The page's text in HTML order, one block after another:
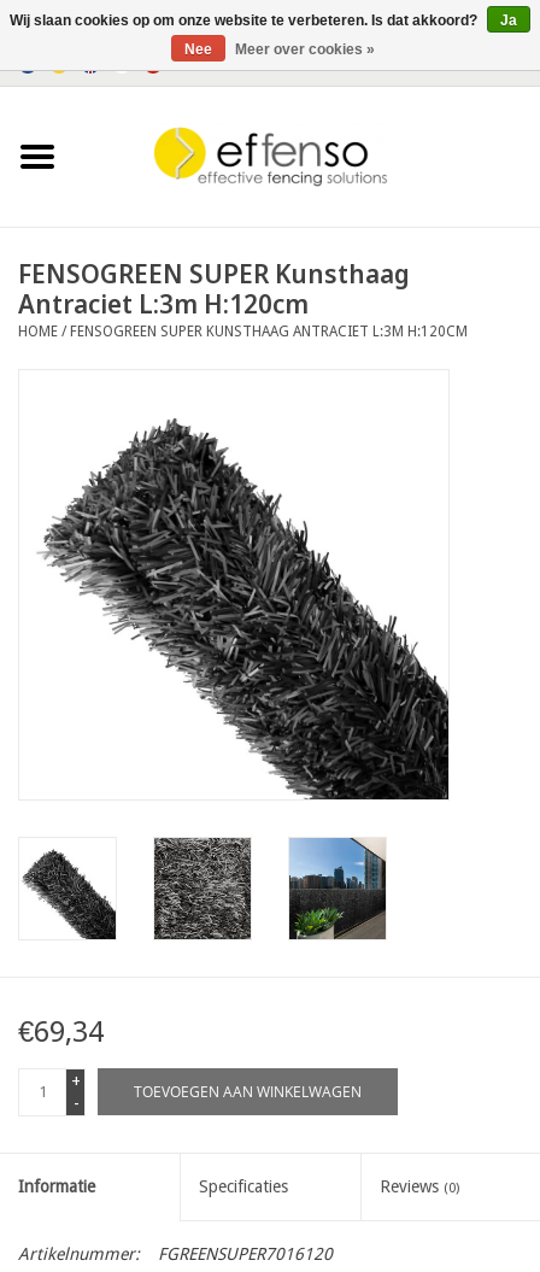
Verlichting
Documenten
FENSOGREEN SUPER Kunsthaag
Antraciet L:3m H:120cm
HOME /FENSOGREEN SUPER KUNSTHAAG ANTRACIET L:3M H:120CM
€69,34
+
-
TOEVOEGEN AAN WINKELWAGEN
Informatie Specificaties Reviews (0)
Artikelnummer:
FGREENSUPER7016120
Wij slaan cookies op om onze website te verbeteren. Is dat akkoord?
Ja
Nee
Meer over cookies »